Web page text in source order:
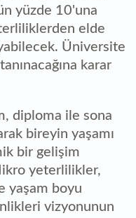
yüzde 10'una
elde
Üniversite
karar
diploma ile sona
bireyin yaşamı
bir gelişim
yeterlilikler,
yaşam boyu
vizyonunun